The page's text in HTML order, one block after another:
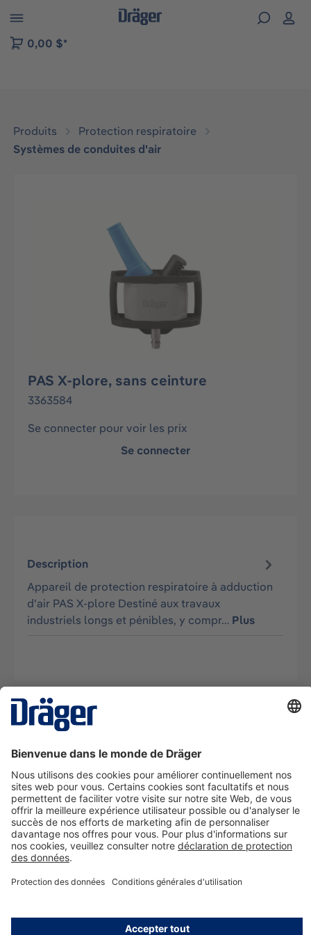
to B2B platform navigation
0,00 $*
Produits
Protection respiratoire
Systèmes de conduites d'air
PAS X-plore, sans ceinture
3363584
Se connecter pour voir les prix
Se connecter
Description
Appareil de protection respiratoire à adduction
d'air PAS X-plore Destiné aux travaux
industriels longs et pénibles, y compr… Plus
La technologie
Nous contacter
A propos de Dräger
Informations